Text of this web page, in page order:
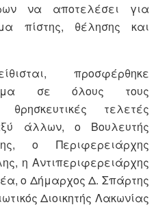
να αποτελέσει για
πίστης, θέλησης και
προσφέρθηκε
σε όλους τους
τελετές
άλλων, ο Βουλευτής
ο Περιφερειάρχης
η Αντιπεριφερειάρχης
ο Δήμαρχος Δ. Σπάρτης
Διοικητής Λακωνίας